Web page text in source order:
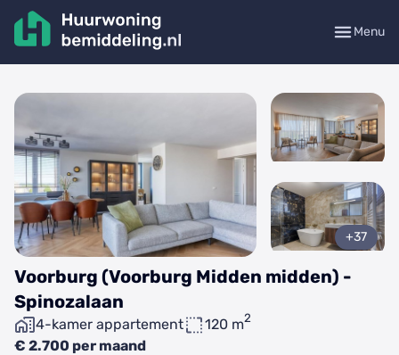
Menu
Voorburg (Voorburg Midden midden) -
Spinozalaan
4-kamer appartement 120 m2
€ 2.700 per maand
+37